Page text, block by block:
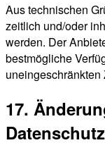
Aus technischen
zeitlich und/oder
werden. Der
bestmögliche
17.